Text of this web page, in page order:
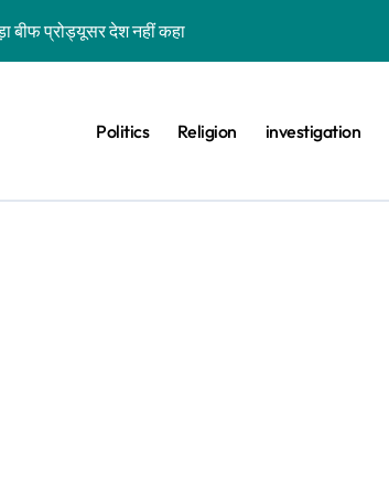
बीफ प्रोड्यूसर देश नहीं कहा
झूठे दावे के साथ वायरल है
Politics Religion investigation